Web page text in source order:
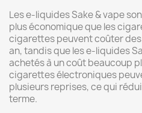
Les e-liquides Sake & vape
plus économique que les
cigarettes peuvent coûter
an, tandis que les e-liquides
achetés à un coût beaucoup
cigarettes électroniques
plusieurs reprises, ce qui
terme.